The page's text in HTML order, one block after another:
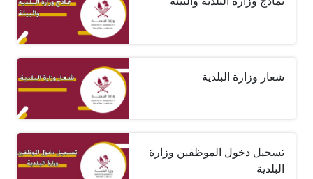
شعار وزارة البلدية
تسجيل دخول الموظفين وزارة
البلدية